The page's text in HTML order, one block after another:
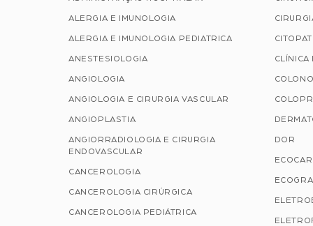
ALERGIA E IMUNOLOGIA
ALERGIA E IMUNOLOGIA PEDIATRICA
ANESTESIOLOGIA
ANGIOLOGIA
ANGIOLOGIA E CIRURGIA VASCULAR
ANGIOPLASTIA
ANGIORRADIOLOGIA E CIRURGIA
ENDOVASCULAR
CANCEROLOGIA
CANCEROLOGIA CIRÚRGICA
CANCEROLOGIA PEDIÁTRICA
CLÍNICA
DOR